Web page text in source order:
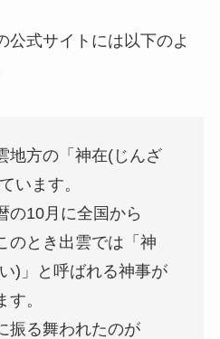
公式サイトには以下のよ
地方の「神在(じんざ
います。
の10月に全国から
のとき出雲では「神
)」と呼ばれる神事が
。
振る舞われたのが